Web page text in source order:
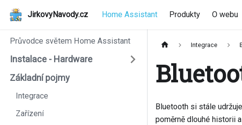
JirkovyNavody.cz Home Assistant Produkty O webu
Průvodce světem Home Assistant
Instalace - Hardware
Základní pojmy
Integrace
Zařízení
Integrace
Bluetooth si stále
poměrně dlouhé historii